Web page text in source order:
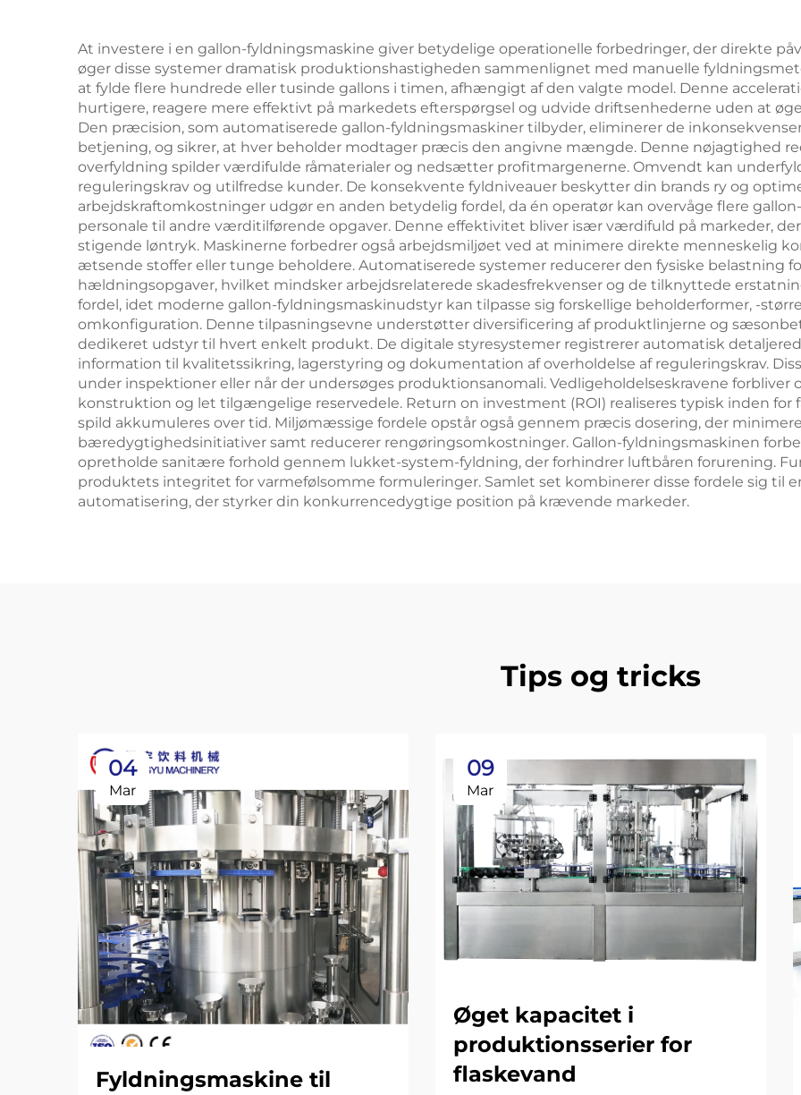
At investere i en gallon-fyldningsmaskine giver betydelige operationelle forbedringer, der direkte
øger disse systemer dramatisk produktionshastigheden sammenlignet med manuelle
at fylde flere hundrede eller tusinde gallons i timen, afhængigt af den valgte model. Denne
hurtigere, reagere mere effektivt på markedets efterspørgsel og udvide driftsenhederne uden at
Den præcision, som automatiserede gallon-fyldningsmaskiner tilbyder, eliminerer de
betjening, og sikrer, at hver beholder modtager præcis den angivne mængde. Denne nøjagtighed
overfyldning spilder værdifulde råmaterialer og nedsætter profitmargenerne. Omvendt kan
reguleringskrav og utilfredse kunder. De konsekvente fyldniveauer beskytter din brands ry og
arbejdskraftomkostninger udgør en anden betydelig fordel, da én operatør kan overvåge flere
personale til andre værditilførende opgaver. Denne effektivitet bliver især værdifuld på markeder,
stigende løntryk. Maskinerne forbedrer også arbejdsmiljøet ved at minimere direkte menneskelig
ætsende stoffer eller tunge beholdere. Automatiserede systemer reducerer den fysiske belastning
hældningsopgaver, hvilket mindsker arbejdsrelaterede skadesfrekvenser og de tilknyttede
fordel, idet moderne gallon-fyldningsmaskinudstyr kan tilpasse sig forskellige beholderformer, -
omkonfiguration. Denne tilpasningsevne understøtter diversificering af produktlinjerne og
dedikeret udstyr til hvert enkelt produkt. De digitale styresystemer registrerer automatisk
information til kvalitetssikring, lagerstyring og dokumentation af overholdelse af reguleringskrav.
under inspektioner eller når der undersøges produktionsanomali. Vedligeholdelseskravene
konstruktion og let tilgængelige reservedele. Return on investment (ROI) realiseres typisk inden for
spild akkumuleres over tid. Miljømæssige fordele opstår også gennem præcis dosering, der
bæredygtighedsinitiativer samt reducerer rengøringsomkostninger. Gallon-fyldningsmaskinen
opretholde sanitære forhold gennem lukket-system-fyldning, der forhindrer luftbåren forurening.
produktets integritet for varmefølsomme formuleringer. Samlet set kombinerer disse fordele sig til
automatisering, der styrker din konkurrencedygtige position på krævende markeder.
Tips og tricks
04
Mar
Fyldningsmaskine til
09
Mar
Øget kapacitet i
produktionsserier for
flaskevand